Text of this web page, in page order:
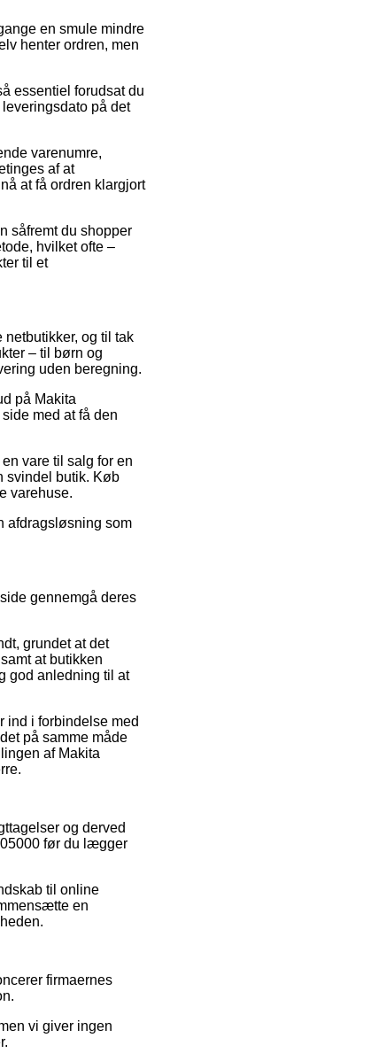
en smule mindre
henter ordren, men
essentiel forudsat du
på det
varenumre,
af at
at få ordren klargjort
såfremt du shopper
hvilket ofte –
til et
og til tak
– til børn og
uden beregning.
på Makita
med at få den
vare til salg for en
svindel butik. Køb
varehuse.
afdragsløsning som
gennemgå deres
grundet at det
at butikken
god anledning til at
ind i forbindelse med
på samme måde
af Makita
og derved
før du lægger
til online
en
firmaernes
vi giver ingen